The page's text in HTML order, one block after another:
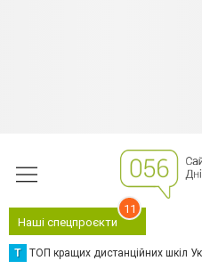
Наші спецпроєкти
11
Т ТОП кращих дистанційних шкіл